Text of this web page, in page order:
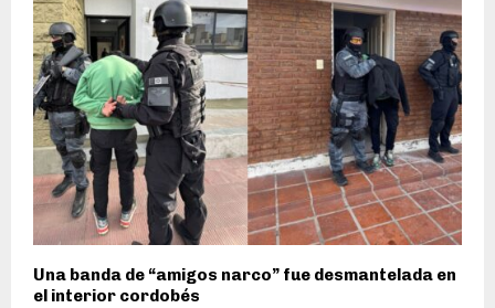
Una banda de “amigos narco” fue desmantelada en
el interior cordobés